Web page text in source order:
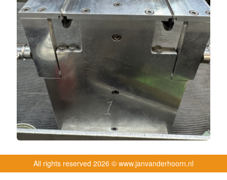
All rights reserved 2026 © www.janvanderhoorn.nl